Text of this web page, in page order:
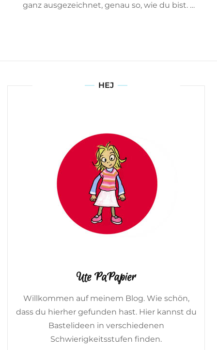
ganz ausgezeichnet, genau so, wie du bist. …
HEJ
Ute PaPapier
Willkommen auf meinem Blog. Wie schön,
dass du hierher gefunden hast. Hier kannst du
Bastelideen in verschiedenen
Schwierigkeitsstufen finden.